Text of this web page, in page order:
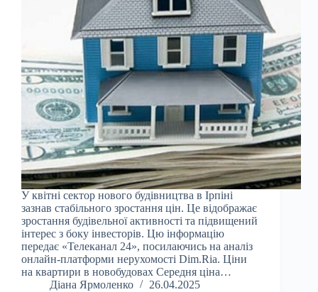
У квітні сектор нового будівництва в Ірпіні
зазнав стабільного зростання цін. Це відображає
зростання будівельної активності та підвищений
інтерес з боку інвесторів. Цю інформацію
передає «Телеканал 24», посилаючись на аналіз
онлайн-платформи нерухомості Dim.Ria. Ціни
на квартири в новобудовах Середня ціна…
Діана Ярмоленко
26.04.2025